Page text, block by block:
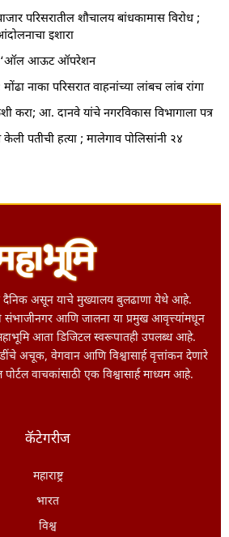
परिसरातील शौचालय बांधकामास विरोध ;
इशारा
‘ऑल आऊट ऑपरेशन
नाका परिसरात वाहनांच्या लांबच लांब रांगा
करा; आ. दानवे यांचे नगरविकास विभागाला पत्र
केली पतीची हत्या ; मालेगाव पोलिसांनी २४
दैनिक असून याचे मुख्यालय बुलढाणा येथे आहे.
संभाजीनगर आणि जालना या प्रमुख आवृत्त्यांमधून
आता डिजिटल स्वरूपातही उपलब्ध आहे.
अचूक, वेगवान आणि विश्वासार्ह वृत्तांकन देणारे
वाचकांसाठी एक विश्वासार्ह माध्यम आहे.
कॅटेगरीज
महाराष्ट्र
भारत
विश्व